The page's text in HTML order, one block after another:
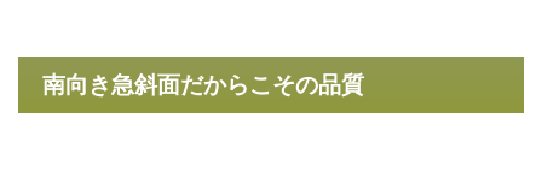
南向き急斜面だからこその品質